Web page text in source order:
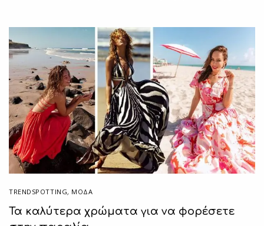
TRENDSPOTTING, ΜΟΔΑ
Τα καλύτερα χρώματα για να φορέσετε